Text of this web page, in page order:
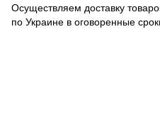
Осуществляем доставку
по Украине в оговоренные